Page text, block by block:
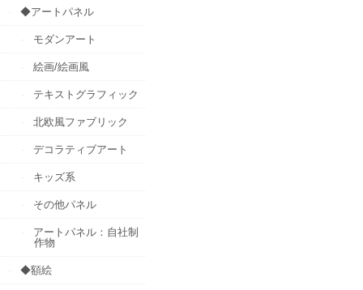
◆アートパネル
モダンアート
絵画/絵画風
テキストグラフィック
北欧風ファブリック
デコラティブアート
キッズ系
その他パネル
アートパネル：自社制
作物
◆額絵